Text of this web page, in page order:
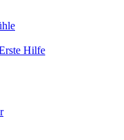
Hilfe